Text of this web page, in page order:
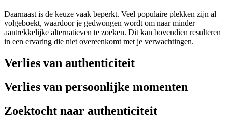
Daarnaast is de keuze vaak beperkt. Veel populaire plekken zijn al
volgeboekt, waardoor je gedwongen wordt om naar minder
aantrekkelijke alternatieven te zoeken. Dit kan bovendien resulteren
in een ervaring die niet overeenkomt met je verwachtingen.
Verlies van authenticiteit
Verlies van persoonlijke momenten
Zoektocht naar authenticiteit